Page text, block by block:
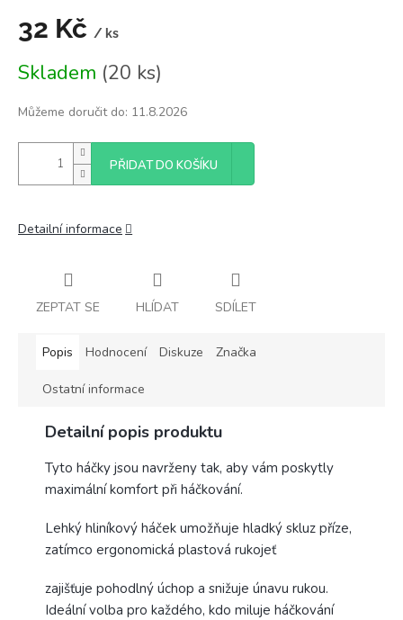
32 Kč / ks
cena:
Skladem (20 ks)
Můžeme doručit do: 11.8.2026
PŘIDAT DO KOŠÍKU
Detailní informace
ZEPTAT SE HLÍDAT SDÍLET
Popis Hodnocení Diskuze Značka
Ostatní informace
Detailní popis produktu
Tyto háčky jsou navrženy tak, aby vám poskytly
maximální komfort při háčkování.
Lehký hliníkový háček umožňuje hladký skluz příze,
zatímco ergonomická plastová rukojeť
zajišťuje pohodlný úchop a snižuje únavu rukou.
Ideální volba pro každého, kdo miluje háčkování